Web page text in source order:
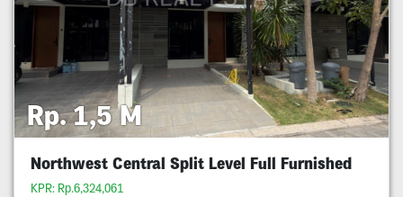
Rp. 1,5 M
Northwest Central Split Level Full Furnished
KPR: Rp.6,324,061